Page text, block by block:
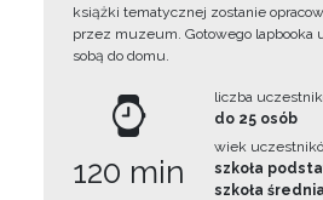
książki tematycznej zostanie
przez muzeum. Gotowego lapbooka
sobą do domu.
120 min
liczba
do 25 osób
wiek
szkoła
szkoła średnia